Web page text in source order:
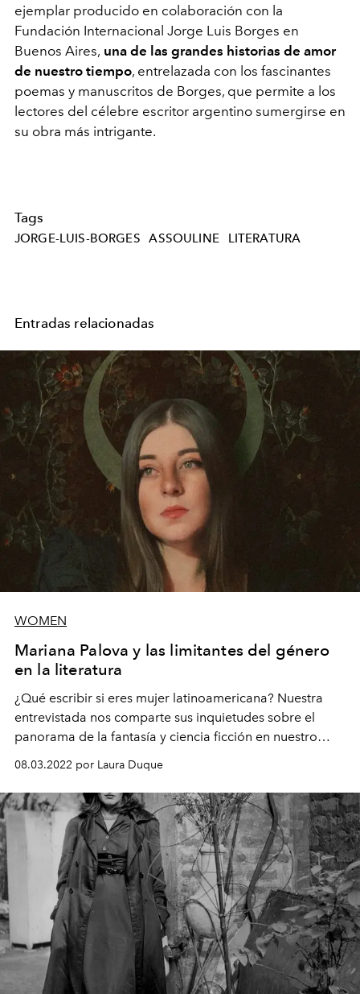
ejemplar producido en colaboración con la
Fundación Internacional Jorge Luis Borges en
Buenos Aires, una de las grandes historias de amor
de nuestro tiempo, entrelazada con los fascinantes
poemas y manuscritos de Borges, que permite a los
lectores del célebre escritor argentino sumergirse en
su obra más intrigante.
Tags
JORGE-LUIS-BORGES ASSOULINE LITERATURA
Entradas relacionadas
WOMEN
Mariana Palova y las limitantes del género
en la literatura
¿Qué escribir si eres mujer latinoamericana? Nuestra
entrevistada nos comparte sus inquietudes sobre el
panorama de la fantasía y ciencia ficción en nuestro
08.03.2022 por Laura Duque